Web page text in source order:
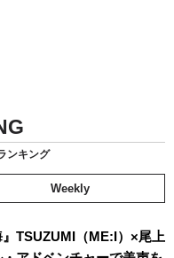
ンキング
Weekly
』TSUZUMI（ME:I）×尾上